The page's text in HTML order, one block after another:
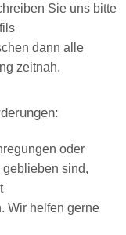
Sie uns bitte
dann alle
zeitnah.
oder
geblieben sind,
Wir helfen gerne